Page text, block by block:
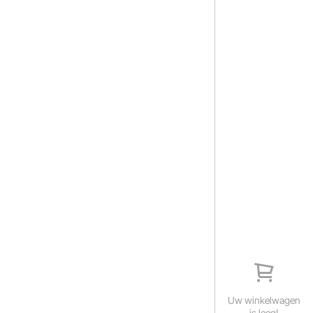
Uw winkelwagen